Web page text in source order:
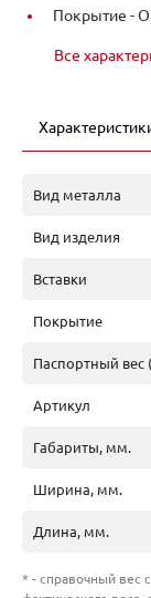
Покрытие -
Все
Вид металла
Вид изделия
Вставки
Покрытие
Паспортный вес
Артикул
Габариты, мм.
Ширина, мм.
Длина, мм.
* - справочный вес